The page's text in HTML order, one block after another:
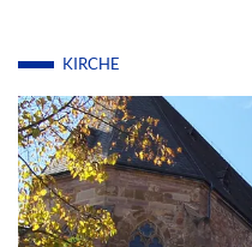
KIRCHE